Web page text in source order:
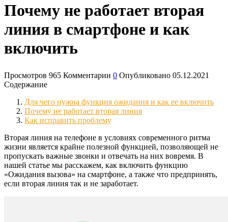
Почему не работает вторая
линия в смартфоне и как
включить
Просмотров 965 Комментарии 0 Опубликовано 05.12.2021
Содержание
Для чего нужна функция ожидания и как ее включить
Почему не работает вторая линия
Как исправить проблему
Вторая линия на телефоне в условиях современного ритма
жизни является крайне полезной функцией, позволяющей не
пропускать важные звонки и отвечать на них вовремя. В
нашей статье мы расскажем, как включить функцию
«Ожидания вызова» на смартфоне, а также что предпринять,
если вторая линия так и не заработает.